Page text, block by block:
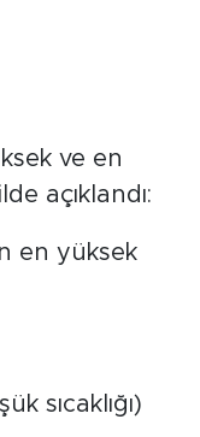
ve en
açıklandı:
en yüksek
sıcaklığı)